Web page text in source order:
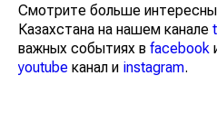
Смотрите больше
Казахстана на нашем канале
важных событиях в facebook
youtube канал и instagram.